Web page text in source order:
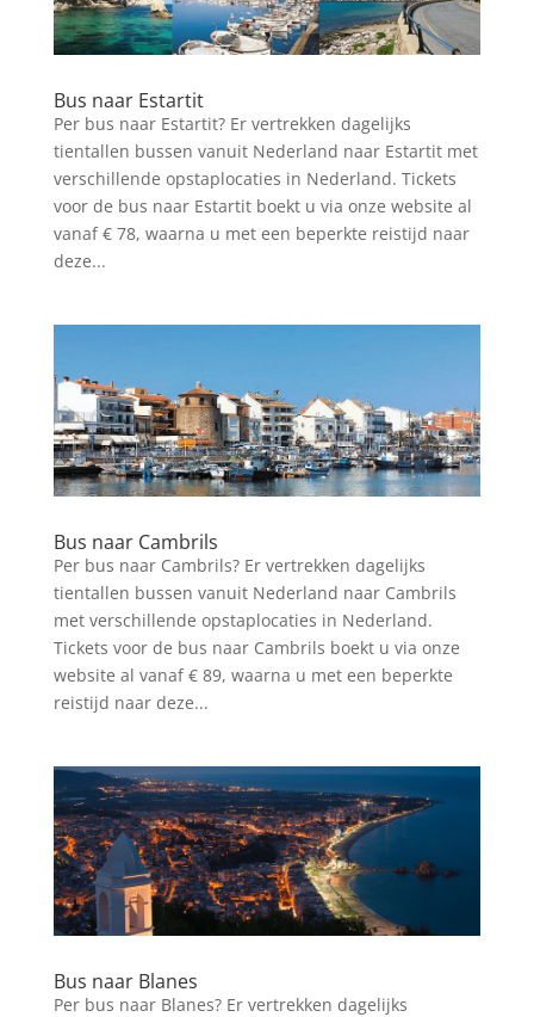
Bus naar Estartit
Per bus naar Estartit? Er vertrekken dagelijks
tientallen bussen vanuit Nederland naar Estartit met
verschillende opstaplocaties in Nederland. Tickets
voor de bus naar Estartit boekt u via onze website al
vanaf € 78, waarna u met een beperkte reistijd naar
deze...
Bus naar Cambrils
Per bus naar Cambrils? Er vertrekken dagelijks
tientallen bussen vanuit Nederland naar Cambrils
met verschillende opstaplocaties in Nederland.
Tickets voor de bus naar Cambrils boekt u via onze
website al vanaf € 89, waarna u met een beperkte
reistijd naar deze...
Bus naar Blanes
Per bus naar Blanes? Er vertrekken dagelijks